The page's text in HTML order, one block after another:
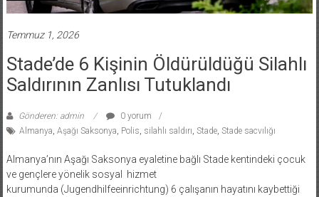
Temmuz 1, 2026
Stade’de 6 Kişinin Öldürüldüğü Silahlı
Saldırının Zanlısı Tutuklandı
Gönderen: admin
0 yorum
Almanya, Aşağı Saksonya, Polis, silahlı saldırı, Stade, Stade sacvılığı
Almanya’nın Aşağı Saksonya eyaletine bağlı Stade kentindeki çocuk
ve gençlere yönelik sosyal hizmet
kurumunda (Jugendhilfeeinrichtung) 6 çalışanın hayatını kaybettiği